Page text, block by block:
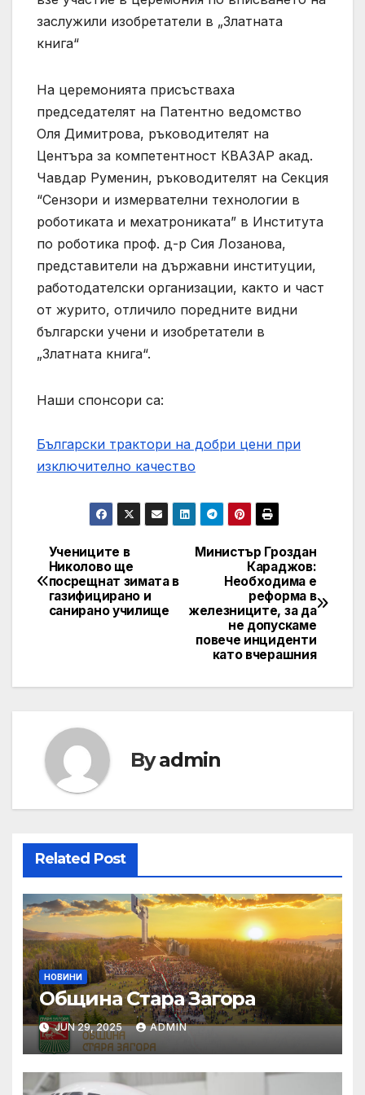
На церемонията присъстваха
председателят на Патентно ведомство
Оля Димитрова, ръководителят на
Центъра за компетентност КВАЗАР акад.
Чавдар Руменин, ръководителят на Секция
“Сензори и измервателни технологии в
роботиката и мехатрониката” в Института
по роботика проф. д-р Сия Лозанова,
представители на държавни институции,
работодателски организации, както и част
от журито, отличило поредните видни
български учени и изобретатели в
„Златната книга“.
Наши спонсори са:
Български трактори на добри цени при
изключително качество
Post
navigation
Министър Гроздан
Караджов:
Необходима е
реформа в
железниците, за да
не допускаме
повече инциденти
като вчерашния
Учениците в
Николово ще
посрещнат зимата в
газифицирано и
санирано училище
Byadmin
Related Post
НОВИНИ
Община Стара Загора
JUN 29, 2025 ADMIN